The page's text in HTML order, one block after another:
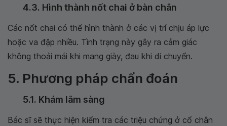
4.3. Hình thành nốt chai ở bàn chân
Các nốt chai có thể hình thành ở các vị trí chịu áp lực
hoặc va đập nhiều. Tình trạng này gây ra cảm giác
không thoải mái khi mang giày, đau khi di chuyển.
5. Phương pháp chẩn đoán
5.1. Khám lâm sàng
Bác sĩ sẽ thực hiện kiểm tra các triệu chứng ở cổ chân